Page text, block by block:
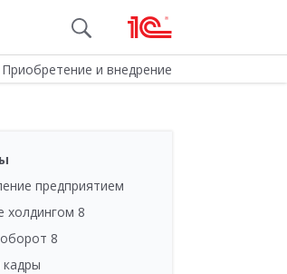
Приобретение и внедрение
предприятием
холдингом 8
8
кадры